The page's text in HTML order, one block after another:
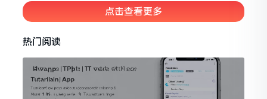
楚怎样进行操作,实际上,这件事情是颇为
简易的
点击查看更多
热门阅读